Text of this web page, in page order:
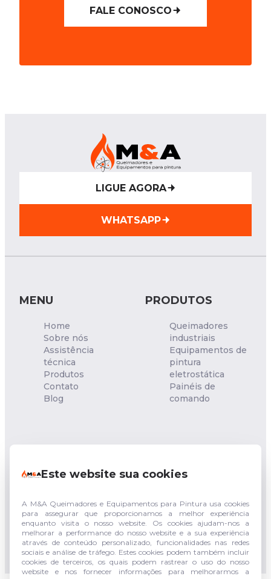
Este website sua cookies
A M&A Queimadores e Equipamentos para Pintura usa cookies
para assegurar que proporcionamos a melhor experiência
enquanto visita o nosso website. Os cookies ajudam-nos a
melhorar a performance do nosso website e a sua experiência
através de conteúdo personalizado, funcionalidades nas redes
sociais e análise de tráfego. Estes cookies podem também incluir
cookies de terceiros, os quais podem rastrear o uso do nosso
website e nos fornecer informações para melhorarmos a
FALE CONOSCO
LIGUE AGORA
WHATSAPP
MENU
Home
Sobre nós
Assistência
técnica
Produtos
Contato
Blog
PRODUTOS
Queimadores
industriais
Equipamentos de
pintura
eletrostática
Painéis de
comando
Rua Francisco Sgambatt,
SPCEP: 06182-040
(011) 94744-3943
(011) 3683-5210